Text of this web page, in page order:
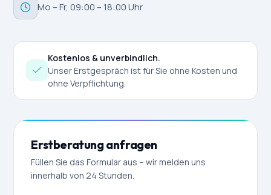
Mo – Fr, 09:00 – 18:00 Uhr
Kostenlos & unverbindlich.
Unser Erstgespräch ist für Sie ohne Kosten und
ohne Verpflichtung.
Erstberatung anfragen
Füllen Sie das Formular aus – wir melden uns
innerhalb von 24 Stunden.